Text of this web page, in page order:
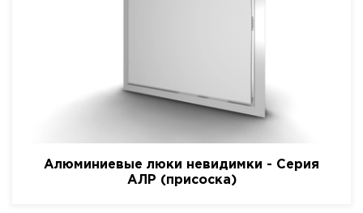
Алюминиевые люки невидимки - Серия
АЛР (присоска)